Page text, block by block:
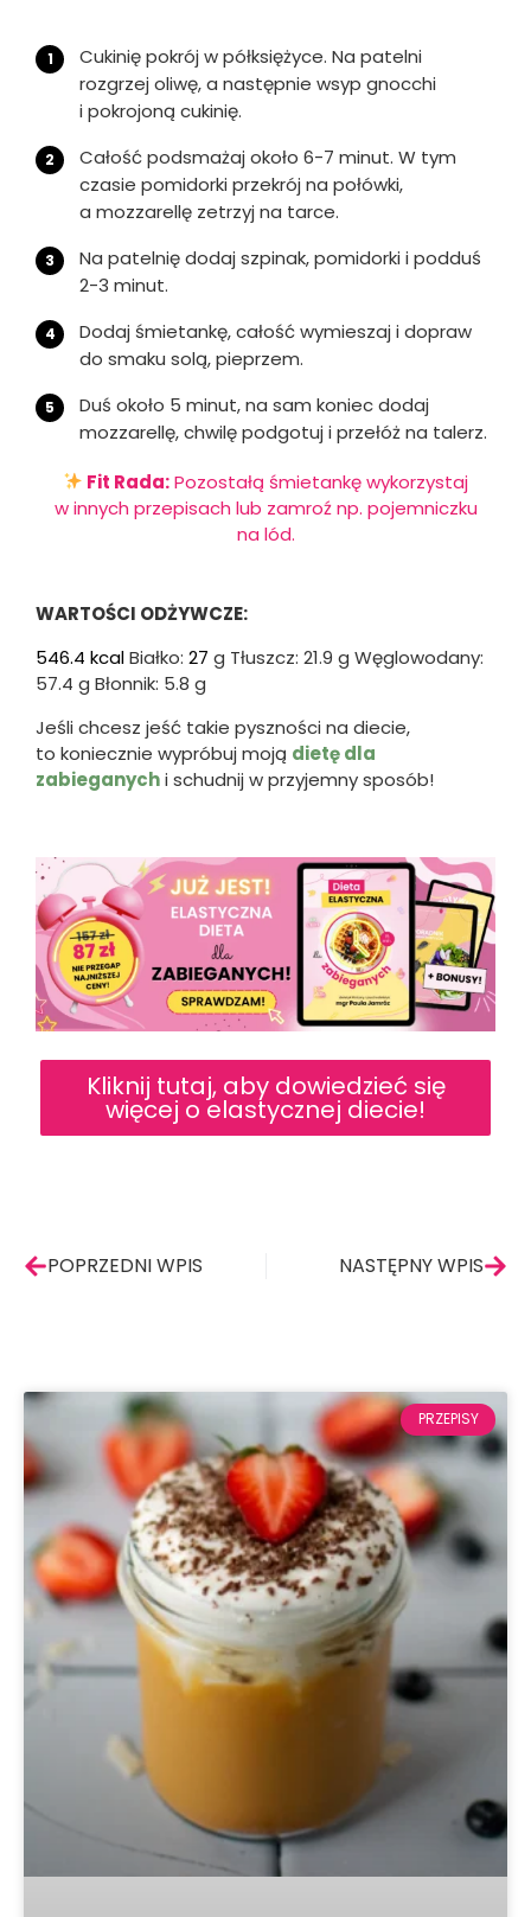
Cukinię pokrój w półksiężyce. Na patelni
rozgrzej oliwę, a następnie wsyp gnocchi
i pokrojoną cukinię.
Całość podsmażaj około 6-7 minut. W tym
czasie pomidorki przekrój na połówki,
a mozzarellę zetrzyj na tarce.
Na patelnię dodaj szpinak, pomidorki i podduś
2-3 minut.
Dodaj śmietankę, całość wymieszaj i dopraw
do smaku solą, pieprzem.
Duś około 5 minut, na sam koniec dodaj
mozzarellę, chwilę podgotuj i przełóż na talerz.
Fit Rada:Pozostałą śmietankę wykorzystaj
w innych przepisach lub zamroź np. pojemniczku
na lód.
WARTOŚCI ODŻYWCZE:
546.4 kcalBiałko: 27 g Tłuszcz: 21.9 g Węglowodany:
57.4 g Błonnik: 5.8 g
Jeśli chcesz jeść takie pyszności na diecie,
to koniecznie wypróbuj moją dietę dla
zabieganychi schudnij w przyjemny sposób!
Kliknij tutaj, aby dowiedzieć się
więcej o elastycznej diecie!
POPRZEDNI WPIS NASTĘPNY WPIS
PRZEPISY